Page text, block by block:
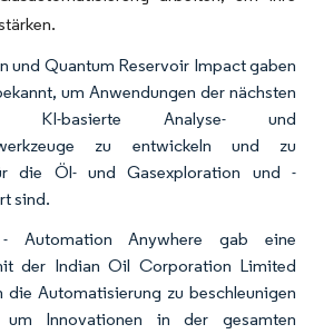
und Quantum Reservoir Impact gaben
um Anwendungen der nächsten
KI-basierte Analyse- und
zu entwickeln und zu
die Öl- und Gasexploration und -
sind.
Automation Anywhere gab eine
der Indian Oil Corporation Limited
die Automatisierung zu beschleunigen
Innovationen in der gesamten